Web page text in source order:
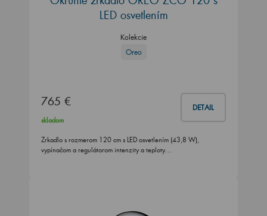
LED osvetlením
Kolekcie
Oreo
765 € DETAIL
skladom
Zrkadlo s rozmerom 120 cm s LED osvetlením (43,8 W),
vypínačom a regulátorom intenzity a teploty…